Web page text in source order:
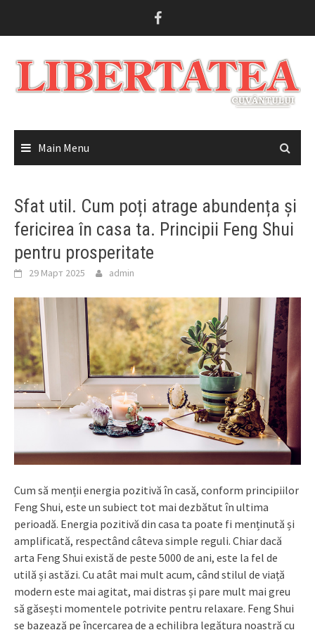
Main Menu
Sfat util. Cum poți atrage abundența și
fericirea în casa ta. Principii Feng Shui
pentru prosperitate
29 Март 2025 admin
Cum să menții energia pozitivă în casă, conform principiilor
Feng Shui, este un subiect tot mai dezbătut în ultima
perioadă. Energia pozitivă din casa ta poate fi menținută și
amplificată, respectând câteva simple reguli. Chiar dacă
arta Feng Shui există de peste 5000 de ani, este la fel de
utilă și astăzi. Cu atât mai mult acum, când stilul de viață
modern este mai agitat, mai distras și pare mult mai greu
să găsești momentele potrivite pentru relaxare. Feng Shui
se bazează pe încercarea de a echilibra legătura noastră cu